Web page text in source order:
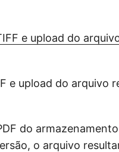
e upload do
e upload do arquivo
do
o arquivo